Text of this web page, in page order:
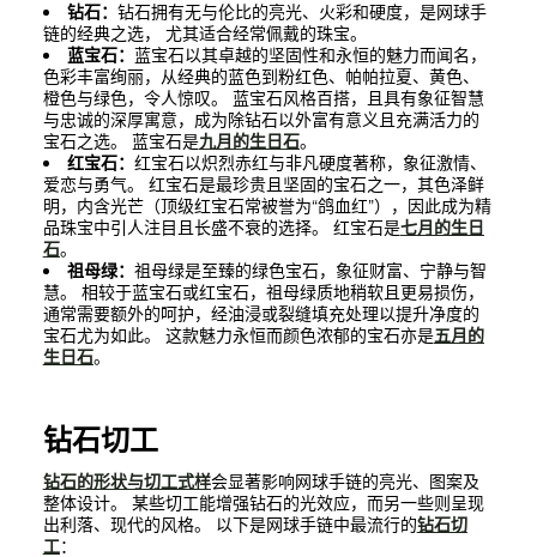
钻石： 钻石拥有无与伦比的亮光、火彩和硬度，是网球手
链的经典之选， 尤其适合经常佩戴的珠宝。
蓝宝石： 蓝宝石以其卓越的坚固性和永恒的魅力而闻名，
色彩丰富绚丽，从经典的蓝色到粉红色、帕帕拉夏、黄色、
橙色与绿色，令人惊叹。 蓝宝石风格百搭，且具有象征智慧
与忠诚的深厚寓意，成为除钻石以外富有意义且充满活力的
宝石之选。 蓝宝石是九月的生日石。
红宝石： 红宝石以炽烈赤红与非凡硬度著称，象征激情、
爱恋与勇气。 红宝石是最珍贵且坚固的宝石之一，其色泽鲜
明，内含光芒（顶级红宝石常被誉为“鸽血红”），因此成为精
品珠宝中引人注目且长盛不衰的选择。 红宝石是七月的生日
石。
祖母绿： 祖母绿是至臻的绿色宝石，象征财富、宁静与智
慧。 相较于蓝宝石或红宝石，祖母绿质地稍软且更易损伤，
通常需要额外的呵护，经油浸或裂缝填充处理以提升净度的
宝石尤为如此。 这款魅力永恒而颜色浓郁的宝石亦是五月的
生日石。
钻石切工
钻石的形状与切工式样会显著影响网球手链的亮光、图案及
整体设计。 某些切工能增强钻石的光效应，而另一些则呈现
出利落、现代的风格。 以下是网球手链中最流行的钻石切
工：